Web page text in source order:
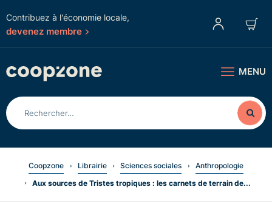
Contribuez à l'économie locale,
devenez membre
MENU
Coopzone Librairie Sciences sociales
Anthropologie
Aux sources de Tristes tropiques : les carnets de terrain de...